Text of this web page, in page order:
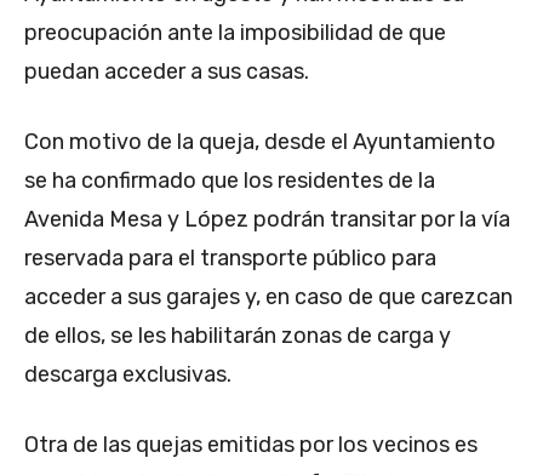
preocupación ante la imposibilidad de que
puedan acceder a sus casas.
Con motivo de la queja, desde el Ayuntamiento
se ha confirmado que los residentes de la
Avenida Mesa y López podrán transitar por la vía
reservada para el transporte público para
acceder a sus garajes y, en caso de que carezcan
de ellos, se les habilitarán zonas de carga y
descarga exclusivas.
Otra de las quejas emitidas por los vecinos es